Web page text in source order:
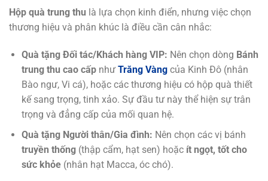
Hộp quà trung thu là lựa chọn kinh điển, nhưng việc chọn
thương hiệu và phân khúc là điều cần cân nhắc:
Quà tặng Đối tác/Khách hàng VIP: Nên chọn dòng Bánh
trung thu cao cấpnhư Trăng Vàngcủa Kinh Đô (nhân
Bào ngư, Vi cá), hoặc các thương hiệu có hộp quà thiết
kế sang trọng, tinh xảo. Sự đầu tư này thể hiện sự trân
trọng và đẳng cấp của mối quan hệ.
Quà tặng Người thân/Gia đình: Nên chọn các vị bánh
truyền thống(thập cẩm, hạt sen) hoặc ít ngọt, tốt cho
sức khỏe(nhân hạt Macca, óc chó).